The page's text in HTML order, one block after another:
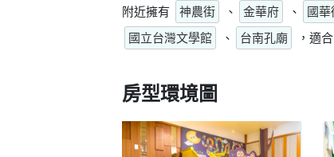
附近擁有 神農街 、 金華府 、 國華
國立台灣文學館
、 台南孔廟 ，適
房型環境圖